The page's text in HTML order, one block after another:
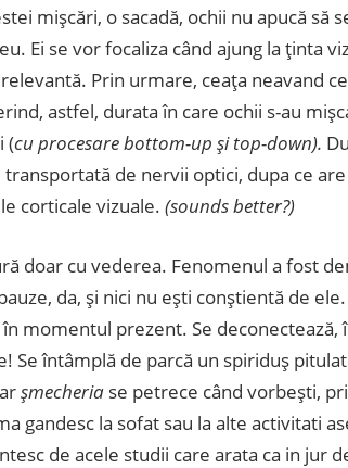
mişcări, o sacadă, ochii nu apucă să
Ei se vor focaliza când ajung la ţinta
Prin urmare, ceaţa neavand
astfel, durata în care ochii s-au
(cu procesare bottom-up şi top-down).
de nervii optici, dupa ce
corticale vizuale. (sounds better?)
doar cu vederea. Fenomenul a fost
da, şi nici nu eşti conştientă de
momentul prezent. Se deconectează,
Se întâmplă de parcă un spiriduş
şmecheriase petrece când vorbeşti,
gandesc la sofat sau la alte activitati
de acele studii care arata ca in jur